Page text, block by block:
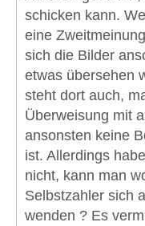
schicken kann.
eine
sich die Bilder
etwas übersehen
steht dort auch,
Überweisung mit
ansonsten keine
ist. Allerdings
nicht, kann man
Selbstzahler sich
wenden ? Es